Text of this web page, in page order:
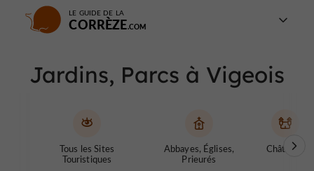
LE GUIDE DE LA
CORRÈZE
Jardins, Parcs à Vigeois
Tous les Sites
Touristiques
Abbayes, Églises,
Prieurés
Châteaux